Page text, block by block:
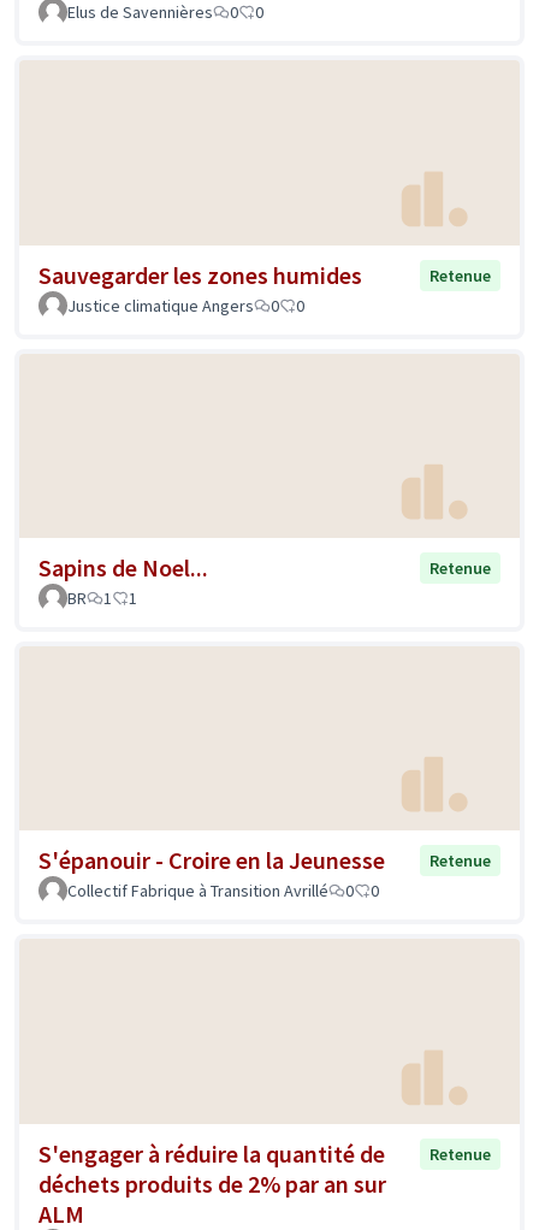
Elus de Savennières 0 0
Sauvegarder les zones humides
Retenue
Justice climatique Angers
0 0
Sapins de Noel...
Retenue
BR
1 1
S'épanouir - Croire en la Jeunesse
Retenue
Collectif Fabrique à Transition Avrillé
0 0
S'engager à réduire la quantité de
déchets produits de 2% par an sur
ALM
Retenue